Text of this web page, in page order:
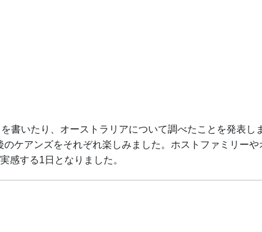
書いたり、オーストラリアについて調べたことを発表し
ケアンズをそれぞれ楽しみました。ホストファミリー
感する1日となりました。